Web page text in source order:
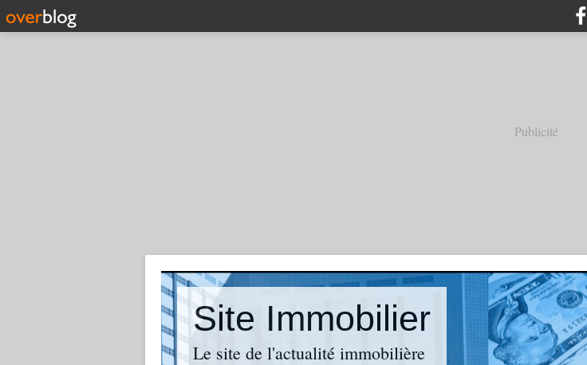
Publicité
Site Immobilier
Le site de l'actualité immobilière